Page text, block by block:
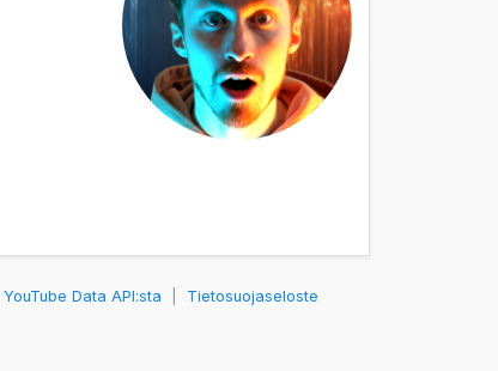
YouTube Data API:sta Tietosuojaseloste